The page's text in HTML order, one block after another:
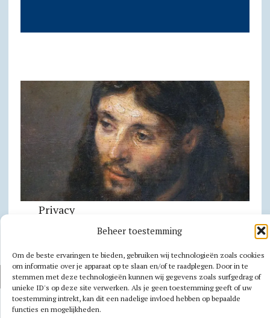
Beheer toestemming
Om de beste ervaringen te bieden, gebruiken wij technologieën zoals cookies
om informatie over je apparaat op te slaan en/of te raadplegen. Door in te
stemmen met deze technologieën kunnen wij gegevens zoals surfgedrag of
unieke ID's op deze site verwerken. Als je geen toestemming geeft of uw
toestemming intrekt, kan dit een nadelige invloed hebben op bepaalde
functies en mogelijkheden.
Privacy
Cookiebeleid
AUTEURSRECHT 2026|MH NEWSDESK LITE DOORMH THEMES